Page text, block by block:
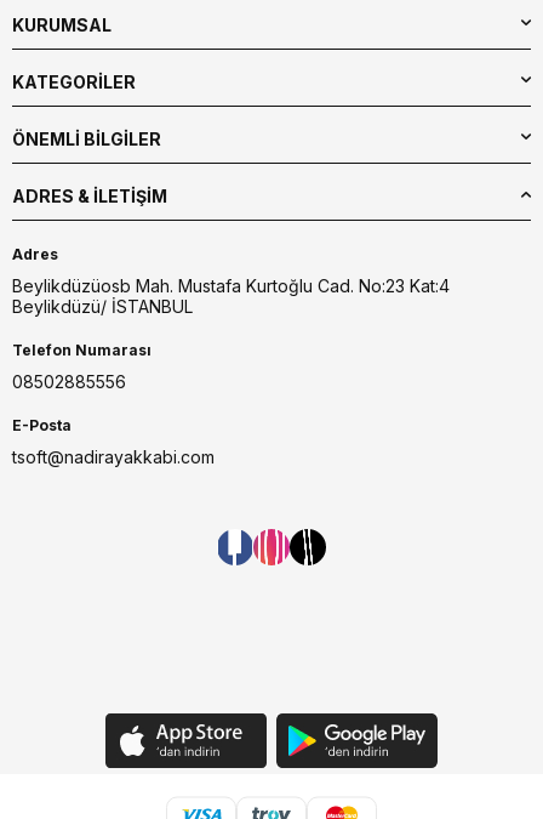
KURUMSAL
KATEGORİLER
ÖNEMLİ BİLGİLER
ADRES & İLETIŞIM
Adres
Beylikdüzüosb Mah. Mustafa Kurtoğlu Cad. No:23 Kat:4
Beylikdüzü/ İSTANBUL
Telefon Numarası
08502885556
E-Posta
tsoft@nadirayakkabi.com